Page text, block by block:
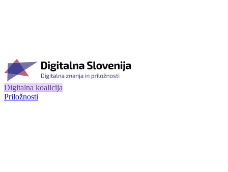
Digitalna koalicija
Priložnosti